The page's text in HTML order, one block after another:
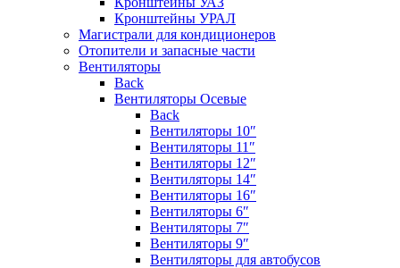
Кронштейны УРАЛ
Магистрали для кондиционеров
Отопители и запасные части
Вентиляторы
Back
Вентиляторы Осевые
Back
Вентиляторы 10″
Вентиляторы 11″
Вентиляторы 12″
Вентиляторы 14″
Вентиляторы 16″
Вентиляторы 6″
Вентиляторы 7″
Вентиляторы 9″
Вентиляторы для автобусов